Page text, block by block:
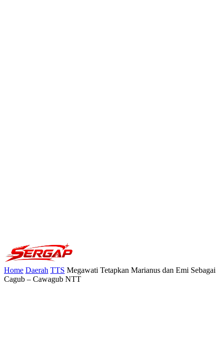
Home Daerah TTS Megawati Tetapkan Marianus dan Emi Sebagai
Cagub – Cawagub NTT